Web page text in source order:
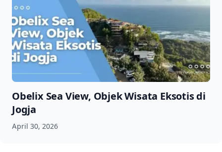
Obelix Sea View, Objek Wisata Eksotis di
Jogja
April 30, 2026